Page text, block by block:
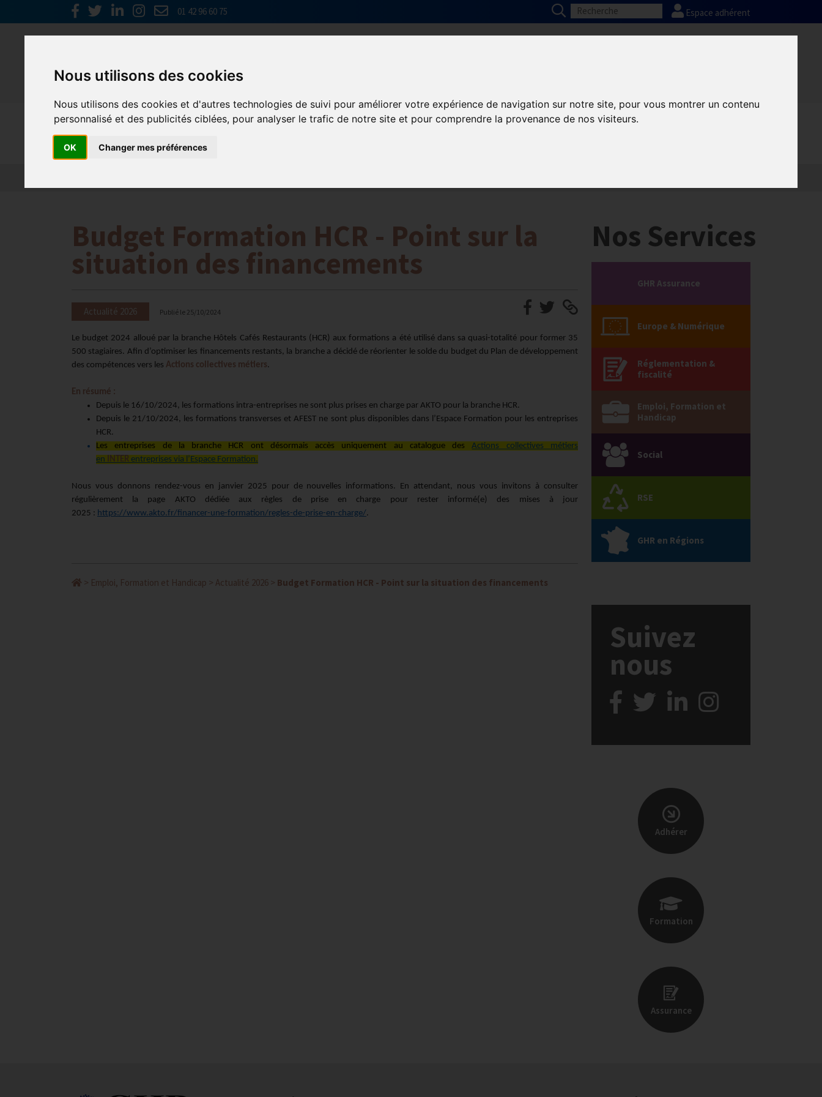
Nous utilisons des cookies
Nous utilisons des cookies et d'autres technologies de suivi pour améliorer votre expérience de navigation sur notre site, pour vous montrer un contenu
personnalisé et des publicités ciblées, pour analyser le trafic de notre site et pour comprendre la provenance de nos visiteurs.
OK Changer mes préférences
01 42 96 60 75 Espace adhérent
Emploi, Formation et Handicap
Budget Formation HCR - Point sur la
situation des financements
Actualité 2026 Publié le 25/10/2024
Le budget 2024 alloué par la branche Hôtels Cafés Restaurants (HCR) aux formations a été utilisé dans sa quasi-totalité pour former 35
500 stagiaires. Afin d’optimiser les financements restants, la branche a décidé de réorienter le solde du budget du Plan de développement
des compétences vers les Actions collectives métiers.
En résumé :
Depuis le 16/10/2024, les formations intra-entreprises ne sont plus prises en charge par AKTO pour la branche HCR.
Depuis le 21/10/2024, les formations transverses et AFEST ne sont plus disponibles dans l’Espace Formation pour les entreprises
HCR.
Les entreprises de la branche HCR ont désormais accès uniquement au catalogue des
Actions collectives métiers
en INTER entreprises via l’Espace Formation.
Nous vous donnons rendez-vous en janvier 2025 pour de nouvelles informations. En attendant, nous vous invitons à consulter
régulièrement la page AKTO dédiée aux règles de prise en charge pour rester informé(e) des mises à jour
2025 : https://www.akto.fr/financer-une-formation/regles-de-prise-en-charge/.
> Emploi, Formation et Handicap > Actualité 2026 > Budget Formation HCR - Point sur la situation des financements
Nos Services
GHR Assurance
Europe & Numérique
Réglementation &
fiscalité
Emploi, Formation et
Handicap
Social
RSE
GHR en Régions
Suivez
nous
Adhérer
Formation
Assurance